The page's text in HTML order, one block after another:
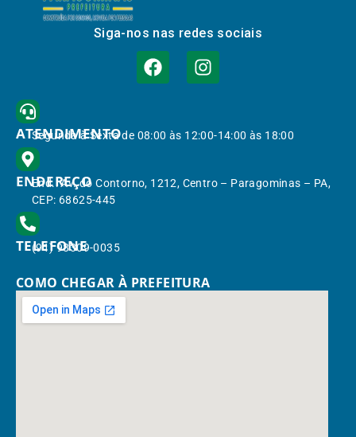
Siga-nos nas redes sociais
ATENDIMENTO
Segunda à Sexta de 08:00 às 12:00-14:00 às 18:00
ENDEREÇO
End.: Av. do Contorno, 1212, Centro – Paragominas – PA,
CEP: 68625-445
TELEFONE
(91) 98309-0035
COMO CHEGAR À PREFEITURA